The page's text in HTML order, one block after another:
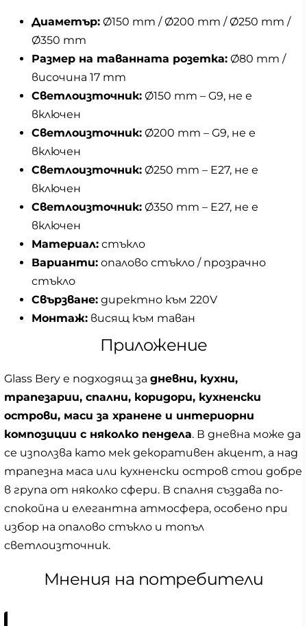
Диаметър: Ø150 mm / Ø200 mm / Ø250 mm /
Ø350 mm
Размер на таванната розетка: Ø80 mm /
височина 17 mm
Светлоизточник: Ø150 mm – G9, не е
включен
Светлоизточник: Ø200 mm – G9, не е
включен
Светлоизточник: Ø250 mm – E27, не е
включен
Светлоизточник: Ø350 mm – E27, не е
включен
Материал: стъкло
Варианти: опалово стъкло / прозрачно
стъкло
Свързване: директно към 220V
Монтаж: висящ към таван
Приложение
Glass Bery е подходящ за дневни, кухни,
трапезарии, спални, коридори, кухненски
острови, маси за хранене и интериорни
композиции с няколко пендела. В дневна може да
се използва като мек декоративен акцент, а над
трапезна маса или кухненски остров стои добре
в група от няколко сфери. В спалня създава по-
спокойна и елегантна атмосфера, особено при
избор на опалово стъкло и топъл
светлоизточник.
Мнения на потребители